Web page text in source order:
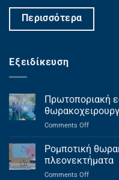
Περισσότερα
Εξειδίκευση
Πρωτοποριακή
Comments Offon
εφαρμογή
στο
Ρομποτική
πλεονεκτήματα
Comments Offon